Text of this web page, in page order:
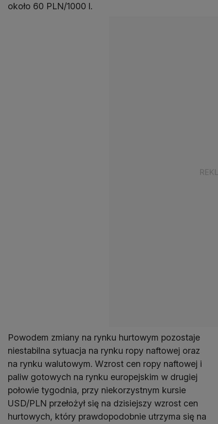
około 60 PLN/1000 l.
Powodem zmiany na rynku hurtowym pozostaje
niestabilna sytuacja na rynku ropy naftowej oraz
na rynku walutowym. Wzrost cen ropy naftowej i
paliw gotowych na rynku europejskim w drugiej
połowie tygodnia, przy niekorzystnym kursie
USD/PLN przełożył się na dzisiejszy wzrost cen
hurtowych, który prawdopodobnie utrzyma się na